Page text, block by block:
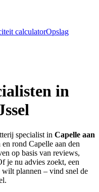
calculatorOpslag
in
specialist in Capelle aan
en rond Capelle aan den
op basis van reviews,
je nu advies zoekt, een
plannen – vind snel de
.